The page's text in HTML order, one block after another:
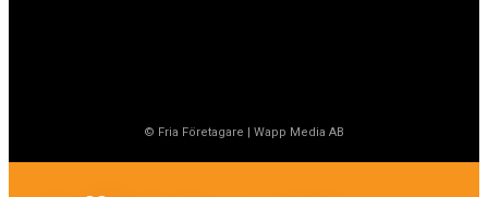
© Fria Företagare | Wapp Media AB